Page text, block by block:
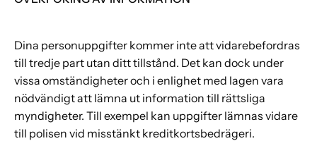
Dina personuppgifter kommer inte att vidarebefordras
till tredje part utan ditt tillstånd. Det kan dock under
vissa omständigheter och i enlighet med lagen vara
nödvändigt att lämna ut information till rättsliga
myndigheter. Till exempel kan uppgifter lämnas vidare
till polisen vid misstänkt kreditkortsbedrägeri.